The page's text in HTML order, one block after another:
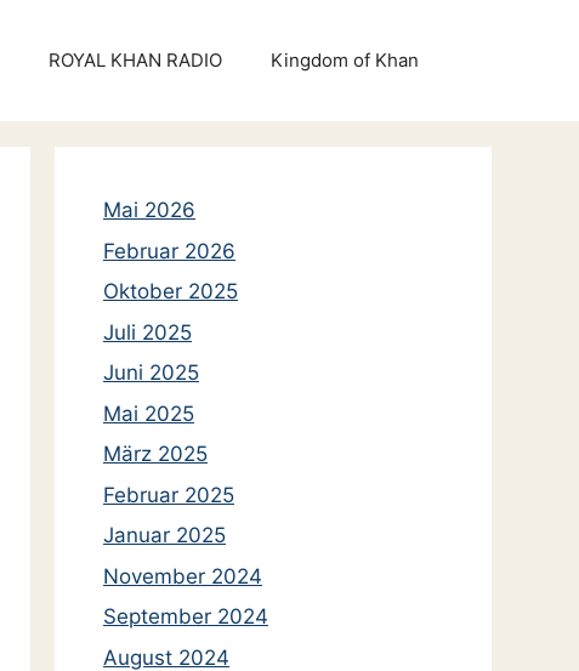
ROYAL KHAN RADIO Kingdom of Khan
Mai 2026
Februar 2026
Oktober 2025
Juli 2025
Juni 2025
Mai 2025
März 2025
Februar 2025
Januar 2025
November 2024
September 2024
August 2024